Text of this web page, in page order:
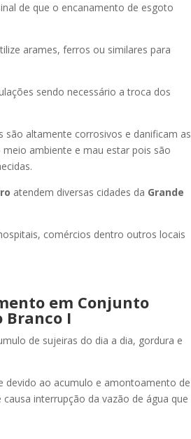
de que o encanamento de esgoto
arames, ferros ou similares para
sendo necessário a troca dos
são altamente corrosivos e danificam as
ambiente e mau estar pois são
atendem diversas cidades da Grande
comércios dentro outros locais
em Conjunto
Branco I
de sujeiras do dia a dia, gordura e
devido ao acumulo e amontoamento de
interrupção da vazão de água que